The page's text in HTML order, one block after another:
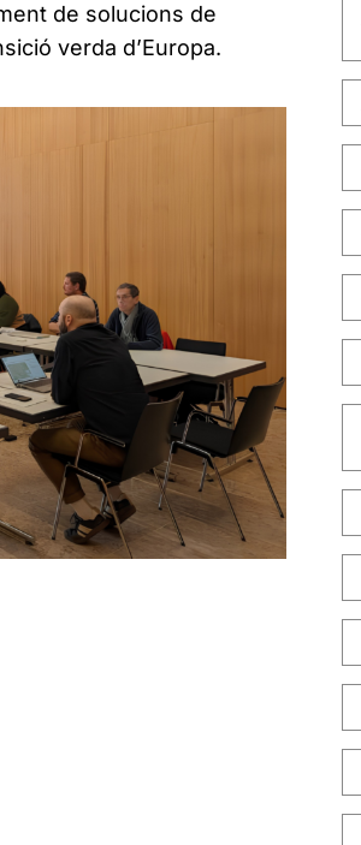
de solucions de
verda d’Europa.